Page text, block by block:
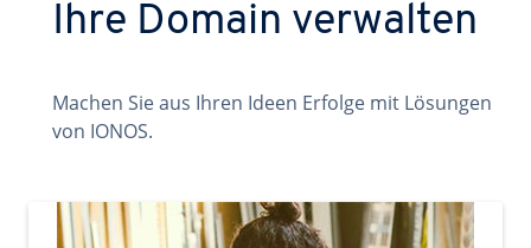
Ihre Domain verwalten
Machen Sie aus Ihren Ideen Erfolge mit Lösungen
von IONOS.